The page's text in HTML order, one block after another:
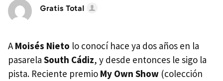
Gratis Total
AMoisés Nieto lo conocí hace ya dos años en la
pasarela South Cádiz, y desde entonces le sigo la
pista. Reciente premio My Own Show (colección